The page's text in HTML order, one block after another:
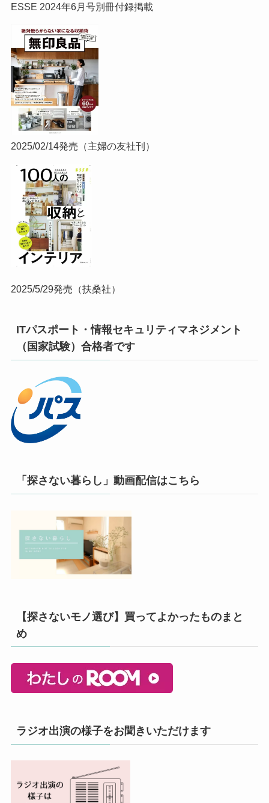
ESSE 2024年6月号別冊付録掲載
2025/02/14発売（主婦の友社刊）
2025/5/29発売（扶桑社）
ITパスポート・情報セキュリティマネジメント
（国家試験）合格者です
「探さない暮らし」動画配信はこちら
【探さないモノ選び】買ってよかったものまと
め
ラジオ出演の様子をお聞きいただけます